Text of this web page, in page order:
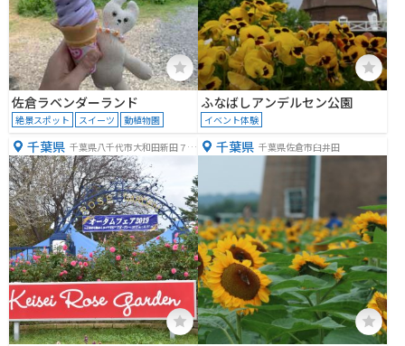
佐倉ラベンダーランド
絶景スポット スイーツ 動植物園
ふなばしアンデルセン公園
イベント体験
千葉県 千葉県八千代市大和田新田７５
５番地
千葉県 千葉県佐倉市臼井田